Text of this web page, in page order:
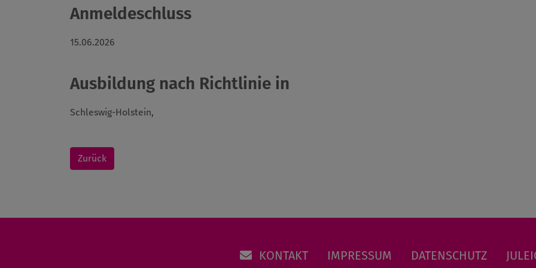
Anmeldeschluss
15.06.2026
Ausbildung nach Richtlinie in
Schleswig-Holstein,
Zurück
KONTAKT IMPRESSUM DATENSCHUTZ